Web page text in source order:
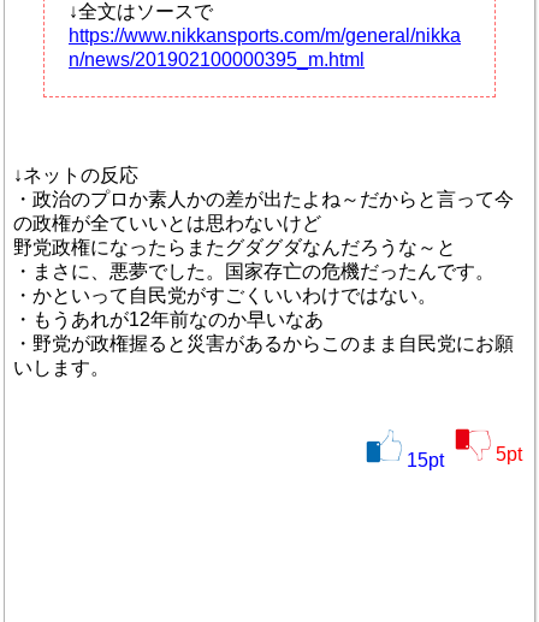
↓全文はソースで
https://www.nikkansports.com/m/general/nikka
n/news/201902100000395_m.html
↓ネットの反応
・政治のプロか素人かの差が出たよね～だからと言って今
の政権が全ていいとは思わないけど
野党政権になったらまたグダグダなんだろうな～と
・まさに、悪夢でした。国家存亡の危機だったんです。
・かといって自民党がすごくいいわけではない。
・もうあれが12年前なのか早いなあ
・野党が政権握ると災害があるからこのまま自民党にお願
いします。
15pt 5pt